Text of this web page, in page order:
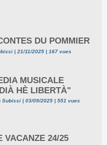
DU POMMIER
| 21/11/2025 | 167 vues
MUSICALE
HÈ LIBERTÀ"
Subissi | 03/09/2025 | 551 vues
VACANZE 24/25